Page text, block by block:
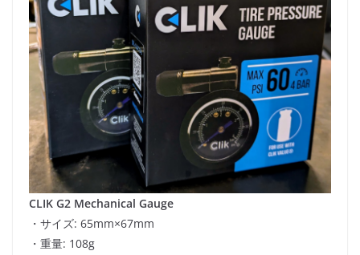
CLIK G2 Mechanical Gauge
・サイズ: 65mm×67mm
・重量: 108g